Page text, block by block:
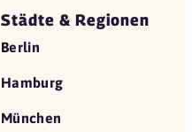
Städte & Regionen
Berlin
Hamburg
München